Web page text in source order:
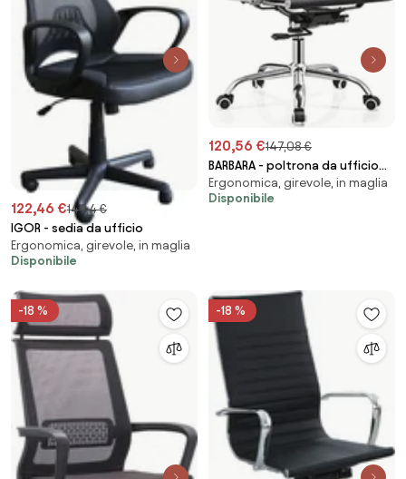
122,46 €149,4 €
IGOR - sedia da ufficio
Ergonomica, girevole, in maglia
Disponibile
120,56 €147,08 €
BARBARA - poltrona da ufficio
con ruote
Ergonomica, girevole, in maglia
Disponibile
-18 % -18 %